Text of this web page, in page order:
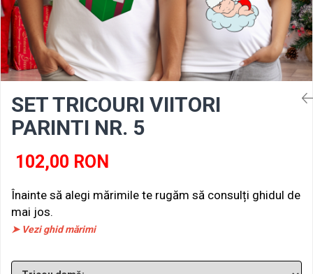
SET TRICOURI VIITORI
PARINTI NR. 5
102,00 RON
Înainte să alegi mărimile te rugăm să consulți ghidul de
mai jos.
➤ Vezi ghid mărimi